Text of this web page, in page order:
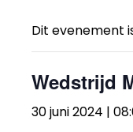
Dit evenement
Wedstrijd
30 juni 2024 |